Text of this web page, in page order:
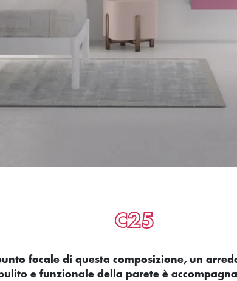
C25
focale di questa composizione, un
e funzionale della parete è